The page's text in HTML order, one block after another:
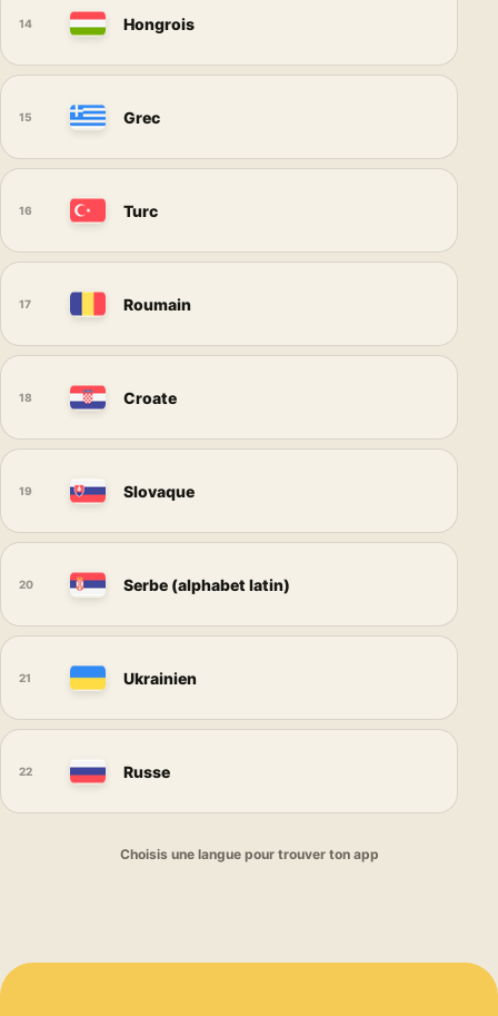
14 Hongrois
15 Grec
16 Turc
17 Roumain
18 Croate
19 Slovaque
20 Serbe (alphabet latin)
21 Ukrainien
22 Russe
Choisis une langue pour trouver ton app